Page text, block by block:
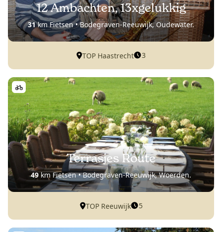
12 Ambachten, 13xgelukkig
31km Fietsen • Bodegraven-Reeuwijk, Oudewater.
TOP Haastrecht 3
Terrasjes Route
49km Fietsen • Bodegraven-Reeuwijk, Woerden.
TOP Reeuwijk 5